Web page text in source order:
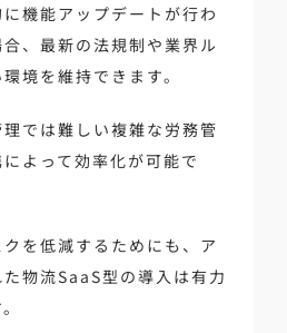
機能アップデートが行わ
、最新の法規制や業界ル
境を維持できます。
では難しい複雑な労務管
よって効率化が可能で
を低減するためにも、ア
物流SaaS型の導入は有力